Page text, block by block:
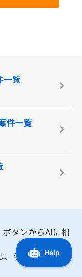
一覧
件一覧
ボタンからAIに相
、使い方やお取引